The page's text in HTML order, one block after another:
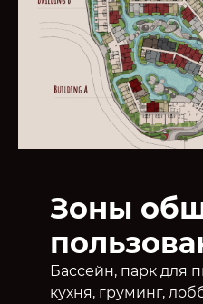
Зоны
Бассейн, парк для
кухня, груминг,